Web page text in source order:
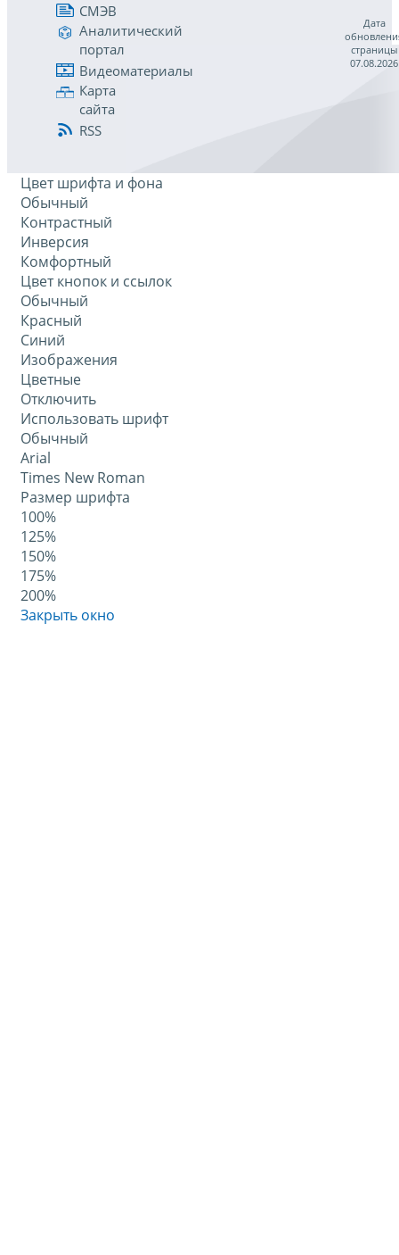
СМЭВ
Аналитический
портал
Видеоматериалы
Карта
сайта
RSS
Дата
страницы
07.08.2026
Цвет шрифта и фона
Обычный
Контрастный
Инверсия
Комфортный
Цвет кнопок и ссылок
Обычный
Красный
Синий
Изображения
Цветные
Отключить
Использовать шрифт
Обычный
Arial
Times New Roman
Размер шрифта
100%
125%
150%
175%
200%
Закрыть окно